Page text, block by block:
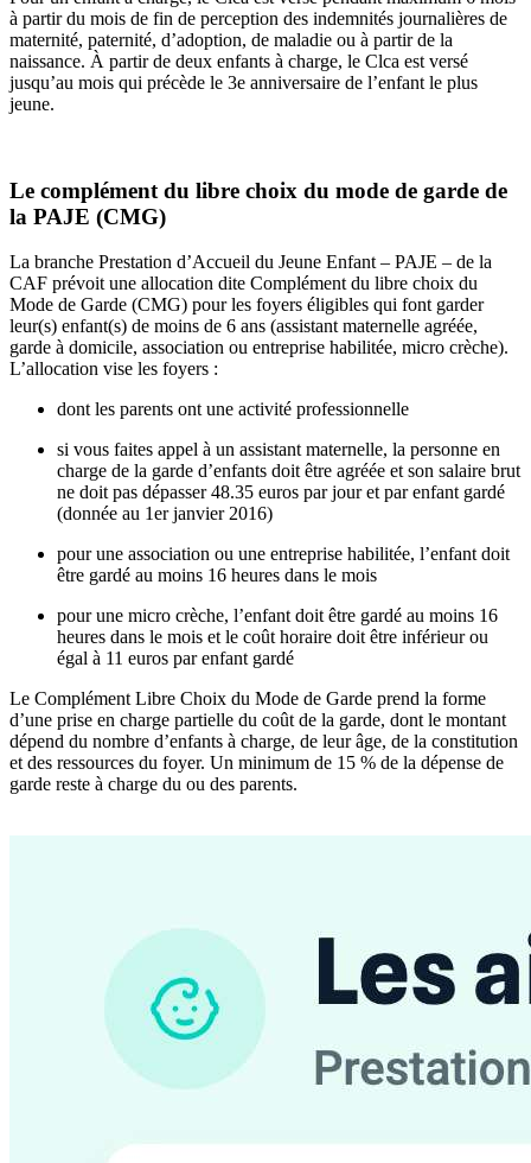
à partir du mois de fin de perception des indemnités journalières de
maternité, paternité, d’adoption, de maladie ou à partir de la
naissance. À partir de deux enfants à charge, le Clca est versé
jusqu’au mois qui précède le 3e anniversaire de l’enfant le plus
jeune.
Le complément du libre choix du mode de garde de
la PAJE (CMG)
La branche Prestation d’Accueil du Jeune Enfant – PAJE – de la
CAF prévoit une allocation dite Complément du libre choix du
Mode de Garde (CMG) pour les foyers éligibles qui font garder
leur(s) enfant(s) de moins de 6 ans (assistant maternelle agréée,
garde à domicile, association ou entreprise habilitée, micro crèche).
L’allocation vise les foyers :
dont les parents ont une activité professionnelle
si vous faites appel à un assistant maternelle, la personne en
charge de la garde d’enfants doit être agréée et son salaire brut
ne doit pas dépasser 48.35 euros par jour et par enfant gardé
(donnée au 1er janvier 2016)
pour une association ou une entreprise habilitée, l’enfant doit
être gardé au moins 16 heures dans le mois
pour une micro crèche, l’enfant doit être gardé au moins 16
heures dans le mois et le coût horaire doit être inférieur ou
égal à 11 euros par enfant gardé
Le Complément Libre Choix du Mode de Garde prend la forme
d’une prise en charge partielle du coût de la garde, dont le montant
dépend du nombre d’enfants à charge, de leur âge, de la constitution
et des ressources du foyer. Un minimum de 15 % de la dépense de
garde reste à charge du ou des parents.